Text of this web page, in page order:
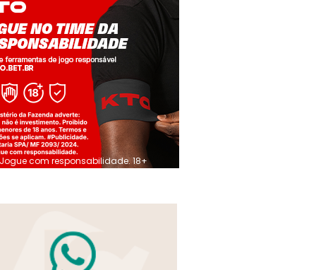
Jogue com responsabilidade. 18+